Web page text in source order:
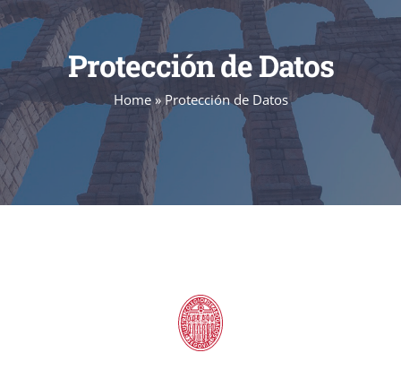
Protección de Datos
Home»Protección de Datos